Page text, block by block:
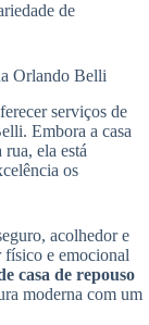
de
Orlando Belli
serviços de
Embora a casa
ela está
os
acolhedor e
e emocional
casa de repouso
moderna com um